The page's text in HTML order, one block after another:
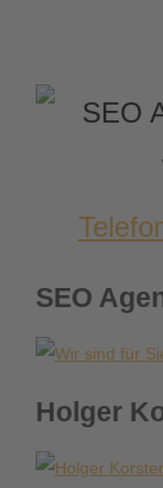
Evolution
SEO
Holger